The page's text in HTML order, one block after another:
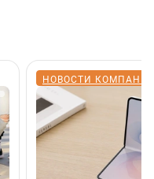
НОВОСТИ